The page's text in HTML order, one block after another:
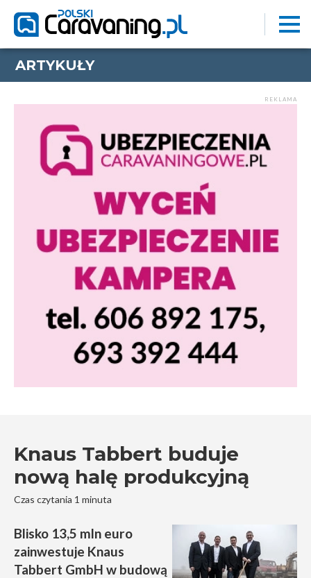
ARTYKUŁY
REKLAMA
Knaus Tabbert buduje
nową halę produkcyjną
Czas czytania 1 minuta
Blisko 13,5 mln euro
zainwestuje Knaus
Tabbert GmbH w budową